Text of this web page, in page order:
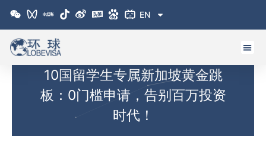
EN
10国留学生专属新加坡黄金跳
板：0门槛申请，告别百万投资
时代！